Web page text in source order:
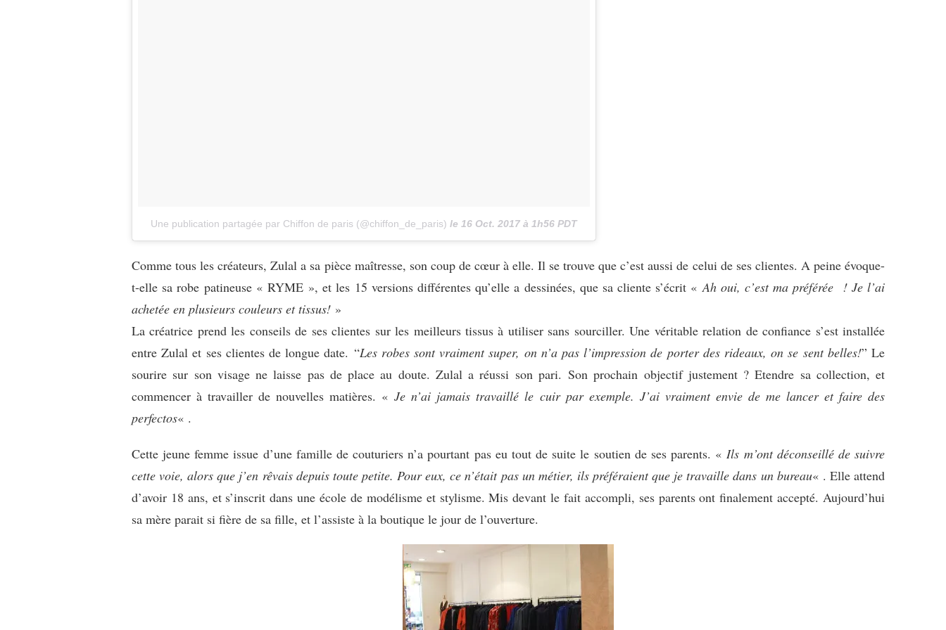
Une publication partagée par Chiffon de paris (@chiffon_de_paris) le 16 Oct. 2017 à 1h56 PDT
Comme tous les créateurs, Zulal a sa pièce maîtresse, son coup de cœur à elle. Il se trouve que c’est aussi de celui de ses clientes. A peine évoque-
t-elle sa robe patineuse « RYME », et les 15 versions différentes qu’elle a dessinées, que sa cliente s’écrit «Ah oui, c’est ma préférée ! Je l’ai
achetée en plusieurs couleurs et tissus! »
La créatrice prend les conseils de ses clientes sur les meilleurs tissus à utiliser sans sourciller. Une véritable relation de confiance s’est installée
entre Zulal et ses clientes de longue date. “Les robes sont vraiment super, on n’a pas l’impression de porter des rideaux, on se sent belles!” Le
sourire sur son visage ne laisse pas de place au doute. Zulal a réussi son pari. Son prochain objectif justement ? Etendre sa collection, et
commencer à travailler de nouvelles matières. «Je n’ai jamais travaillé le cuir par exemple. J’ai vraiment envie de me lancer et faire des
perfectos« .
Cette jeune femme issue d’une famille de couturiers n’a pourtant pas eu tout de suite le soutien de ses parents. «Ils m’ont déconseillé de suivre
cette voie, alors que j’en rêvais depuis toute petite. Pour eux, ce n’était pas un métier, ils préféraient que je travaille dans un bureau« . Elle attend
d’avoir 18 ans, et s’inscrit dans une école de modélisme et stylisme. Mis devant le fait accompli, ses parents ont finalement accepté. Aujourd’hui
sa mère parait si fière de sa fille, et l’assiste à la boutique le jour de l’ouverture.